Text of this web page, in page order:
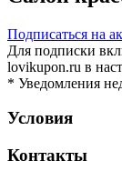
Подписаться на
Для подписки
lovikupon.ru в
* Уведомления
Условия
Контакты